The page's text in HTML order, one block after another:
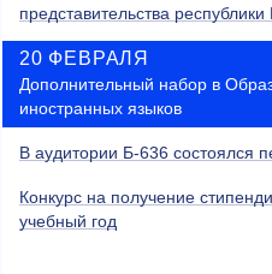
представительства республики
20 ФЕВРАЛЯ
Дополнительный набор в
иностранных языков
В аудитории Б-636 состоялся
Конкурс на получение
учебный год